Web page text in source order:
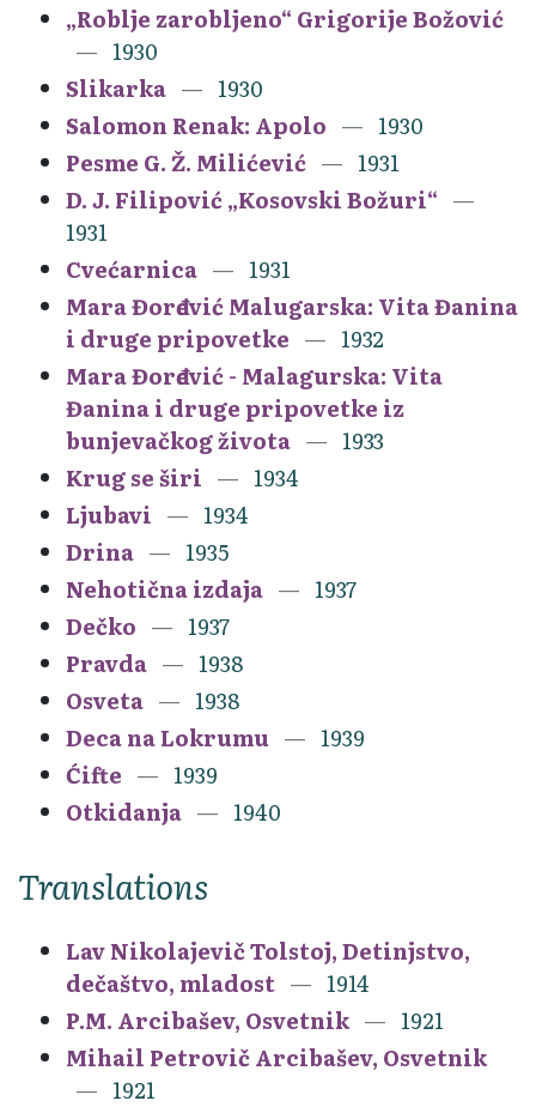
„Roblje zarobljeno“ Grigorije Božović
1930
Slikarka
1930
Salomon Renak: Apolo
1930
Pesme G. Ž. Milićević
1931
D. J. Filipović „Kosovski Božuri“
1931
Cvećarnica
1931
Mara Đorđević Malugarska: Vita Đanina
i druge pripovetke
1932
Mara Đorđević - Malagurska: Vita
Đanina i druge pripovetke iz
bunjevačkog života
1933
Krug se širi
1934
Ljubavi
1934
Drina
1935
Nehotična izdaja
1937
Dečko
1937
Pravda
1938
Osveta
1938
Deca na Lokrumu
1939
Ćifte
1939
Otkidanja
1940
Translations
Lav Nikolajevič Tolstoj, Detinjstvo,
dečaštvo, mladost
1914
P.M. Arcibašev, Osvetnik
1921
Mihail Petrovič Arcibašev, Osvetnik
1921